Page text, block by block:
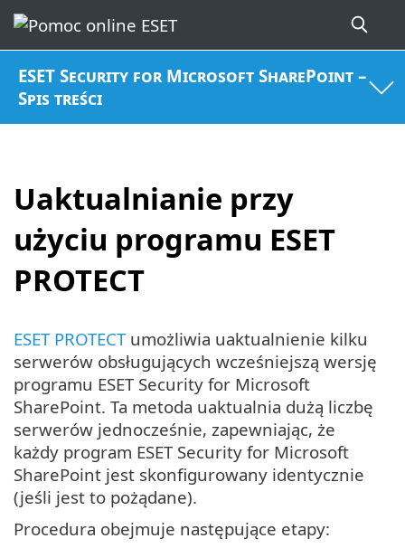
ESET Security for Microsoft SharePoint –
Spis treści
Uaktualnianie przy
użyciu programu ESET
PROTECT
ESET PROTECTumożliwia uaktualnienie kilku
serwerów obsługujących wcześniejszą wersję
programu ESET Security for Microsoft
SharePoint. Ta metoda uaktualnia dużą liczbę
serwerów jednocześnie, zapewniając, że
każdy program ESET Security for Microsoft
SharePoint jest skonfigurowany identycznie
(jeśli jest to pożądane).
Procedura obejmuje następujące etapy: